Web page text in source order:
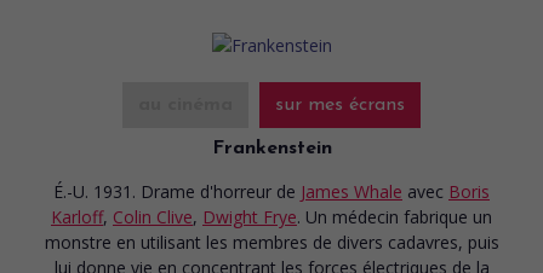
sur mes écrans
Frankenstein
É.-U. 1931. Drame d'horreur de James Whale avec Boris
Karloff, Colin Clive, Dwight Frye. Un médecin fabrique un
monstre en utilisant les membres de divers cadavres, puis
lui donne vie en concentrant les forces électriques de la